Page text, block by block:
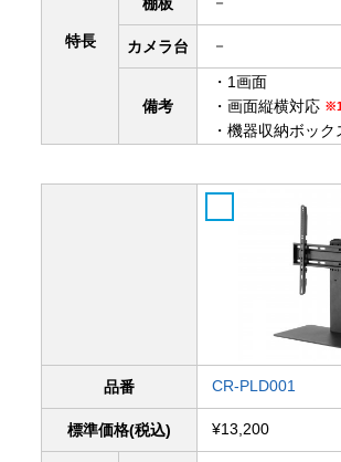
特長
棚板
カメラ台 －
備考
・1画面
・画面縦横対応
・機器収納ボック
品番 CR-PLD001
標準価格(税込) ¥13,200